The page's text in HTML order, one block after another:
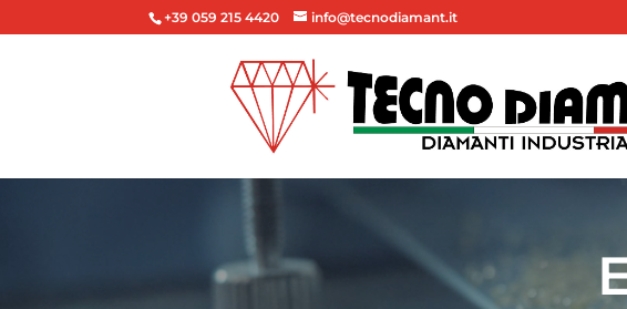
+39 059 215 4420 info@tecnodiamant.it